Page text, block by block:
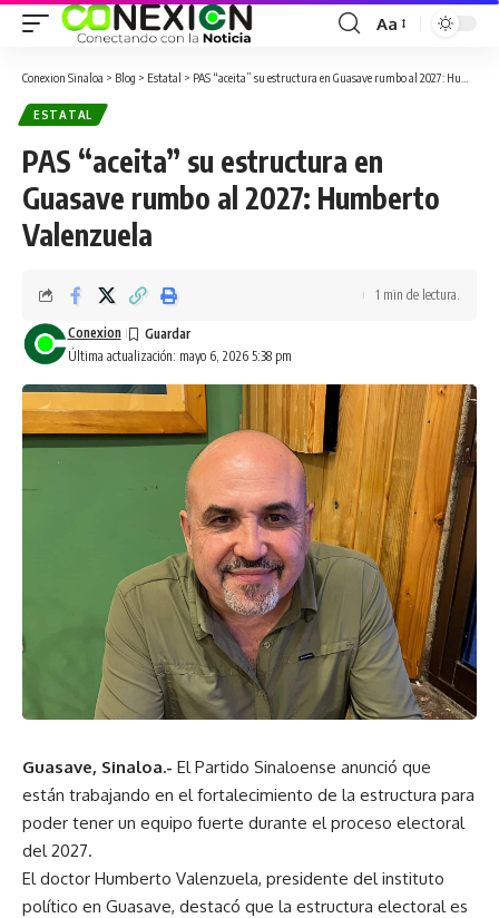
Aa
Conexion Sinaloa > Blog > Estatal > PAS “aceita” su estructura en Guasave rumbo al 2027: Humberto Valenzuela
ESTATAL
PAS “aceita” su estructura en
Guasave rumbo al 2027: Humberto
Valenzuela
Última actualización: mayo 6, 2026 5:38 pm
Conexion
1 min de lectura.
Guasave, Sinaloa.- El Partido Sinaloense anunció que
están trabajando en el fortalecimiento de la estructura para
poder tener un equipo fuerte durante el proceso electoral
del 2027.
El doctor Humberto Valenzuela, presidente del instituto
político en Guasave, destacó que la estructura electoral es